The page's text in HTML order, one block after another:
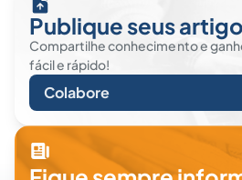
Publique seus
Compartilhe conhecimento e
fácil e rápido!
Colabore